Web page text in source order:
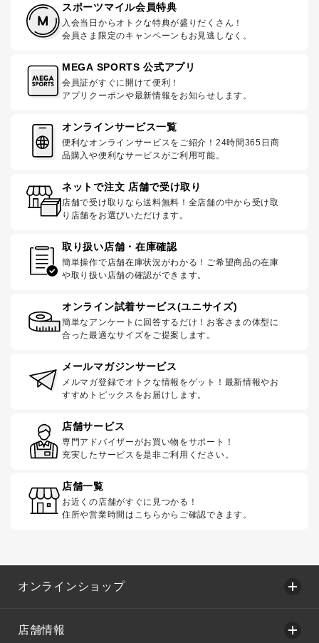
スポーツマイル会員特典
入会当日からオトクな特典が盛りだくさん！
会員さま限定のキャンペーンもお見逃しなく。
MEGA SPORTS 公式アプリ
会員証がすぐに開けて便利！
アプリクーポンや最新情報をお知らせします。
オンラインサービス一覧
便利なオンラインサービスをご紹介！24時間365日商
品購入や便利なサービスがご利用可能。
ネットで注文 店舗で受け取り
店舗で受け取りなら送料無料！全店舗の中から受け取
り店舗をお選びいただけます。
取り扱い店舗・在庫確認
簡単操作で店舗在庫状況がわかる！ご希望商品の在庫
や取り扱い店舗の確認ができます。
オンライン試着サービス(ユニサイズ)
簡単なアンケートに回答するだけ！お客さまの体型に
合った最適なサイズをご提案します。
メールマガジンサービス
メルマガ登録でオトクな情報をゲット！最新情報やお
すすめトピックスをお届けします。
店舗サービス
専門アドバイザーがお買い物をサポート！
充実したサービスを是非ご利用ください。
店舗一覧
お近くの店舗がすぐに見つかる！
住所や営業時間はこちらからご確認できます。
オンラインショップ
店舗情報